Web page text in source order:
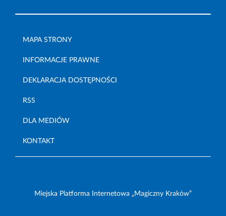
MAPA STRONY
INFORMACJE PRAWNE
DEKLARACJA DOSTĘPNOŚCI
RSS
DLA MEDIÓW
KONTAKT
Miejska Platforma Internetowa „Magiczny Kraków”